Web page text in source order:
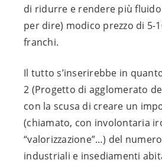
di ridurre e rendere più
per dire) modico prezzo di 5-
franchi.
Il tutto s’inserirebbe in
2 (Progetto di agglomerato
con la scusa di creare un
(chiamato, con involontaria
“valorizzazione”…) del
industriali e insediamenti